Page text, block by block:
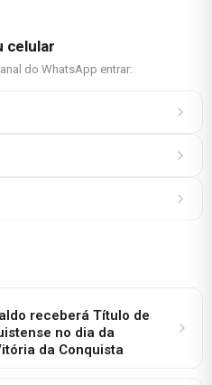
celular
do WhatsApp entrar:
receberá Título de
no dia da
da Conquista